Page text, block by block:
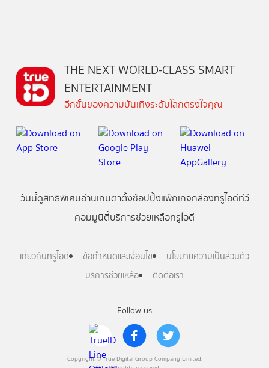
Follow us
Copyright © True Digital Group Company Limited.
THE NEXT WORLD-CLASS SMART
ENTERTAINMENT
อีกขั้นของความบันเทิงระดับโลกตรงใจคุณ
วันนี้ดูสิทธิพิเศษอ่านเกมตาตั้งช้อปปิ้งแพ็กเกจกล่องทรูไอดีทีวี
คอมมูนิตี้บริการช่วยเหลือทรูไอดี
เกี่ยวกับทรูไอดี ข้อกำหนดและเงื่อนไข
นโยบายความเป็นส่วนตัว
บริการช่วยเหลือ
ติดต่อเรา